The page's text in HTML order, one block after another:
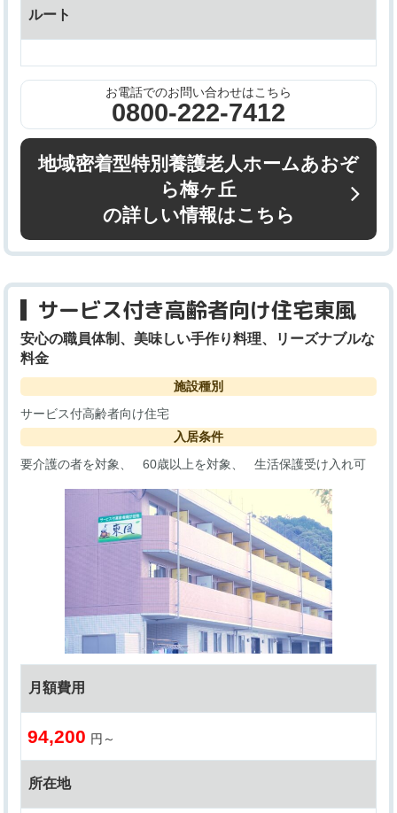
ルート
お電話でのお問い合わせはこちら
0800-222-7412
地域密着型特別養護老人ホームあおぞ
ら梅ヶ丘
の詳しい情報はこちら
サービス付き高齢者向け住宅東風
安心の職員体制、美味しい手作り料理、リーズナブルな
料金
施設種別
サービス付高齢者向け住宅
入居条件
要介護の者を対象
60歳以上を対象 生活保護受け入れ可
月額費用
94,200 円～
所在地